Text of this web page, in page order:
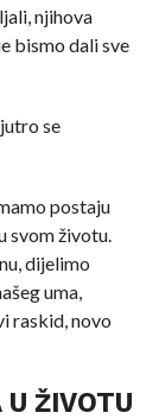
njihova
bismo dali sve
se
postaju
svom životu.
dijelimo
uma,
raskid, novo
U ŽIVOTU